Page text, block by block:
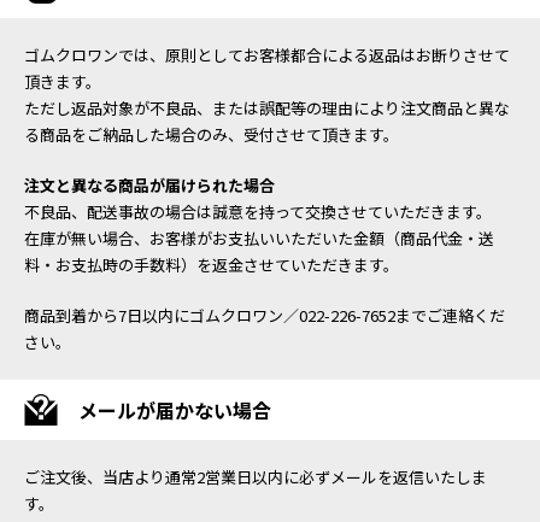
ゴムクロワンでは、原則としてお客様都合による返品はお断りさせて
頂きます。
ただし返品対象が不良品、または誤配等の理由により注文商品と異な
る商品をご納品した場合のみ、受付させて頂きます。
注文と異なる商品が届けられた場合
不良品、配送事故の場合は誠意を持って交換させていただきます。
在庫が無い場合、お客様がお支払いいただいた金額（商品代金・送
料・お支払時の手数料）を返金させていただきます。
商品到着から7日以内にゴムクロワン／022-226-7652までご連絡くだ
さい。
メールが届かない場合
ご注文後、当店より通常2営業日以内に必ずメールを返信いたしま
す。